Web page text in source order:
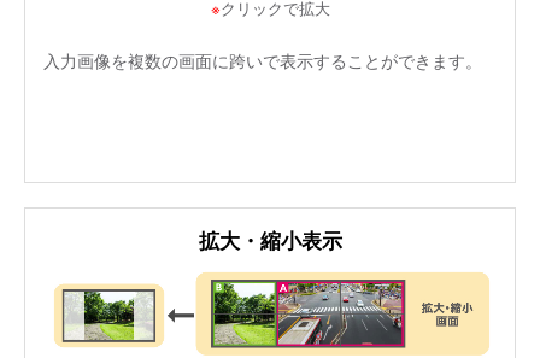
※クリックで拡大
入力画像を複数の画面に跨いで表示することができます。
拡大・縮小表示